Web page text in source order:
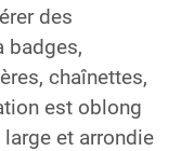
des
badges,
chaînettes,
est oblong
et arrondie